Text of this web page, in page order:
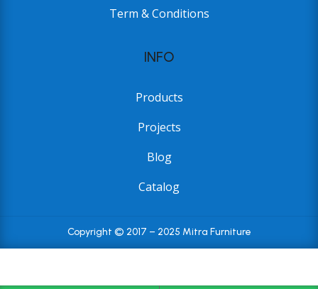
Term & Conditions
INFO
Products
Projects
Blog
Catalog
Copyright © 2017 – 2025 Mitra Furniture